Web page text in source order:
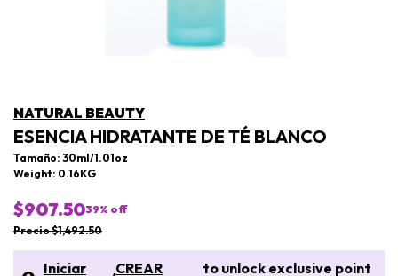
NATURAL BEAUTY
ESENCIA HIDRATANTE DE TÉ BLANCO
Tamaño: 30ml/1.01oz
Weight: 0.16KG
$907.5039% off
Precio $1,492.50
Iniciar CREAR to unlock exclusive point